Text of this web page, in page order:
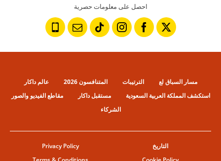
احصل على معلومات حصرية
مسار السباق لع الترتيبات المتنافسون 2026
عالم داكار
استكشف المملكة العربية السعودية
مستقبل داكار
مقاطع الفيديو والصور
الشركاء
التاريخ
Privacy Policy